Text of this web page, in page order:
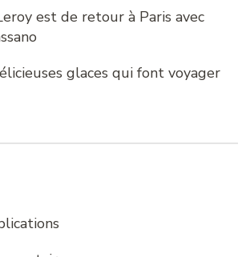
est de retour à Paris avec
glaces qui font voyager